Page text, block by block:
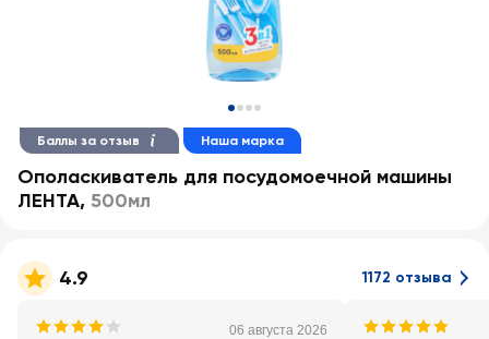
Баллы за отзыв Наша марка
Ополаскиватель для посудомоечной машины
ЛЕНТА, 500мл
4.9 1172 отзыва
06 августа 2026